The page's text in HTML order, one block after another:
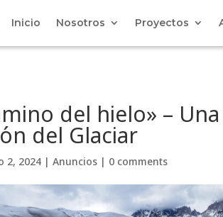
Inicio Nosotros Proyectos
del hielo» –
del Glaciar
2, 2024| Anuncios| 0 comments